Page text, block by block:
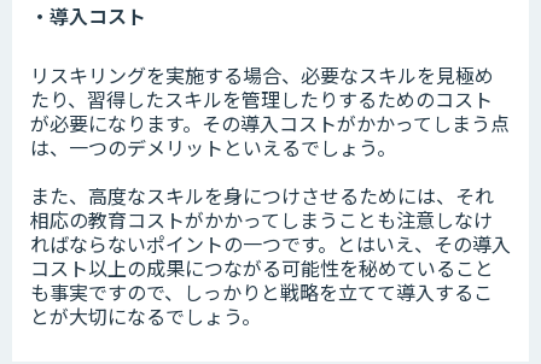
・導入コスト
リスキリングを実施する場合、必要なスキルを見極め
たり、習得したスキルを管理したりするためのコスト
が必要になります。その導入コストがかかってしまう点
は、一つのデメリットといえるでしょう。
また、高度なスキルを身につけさせるためには、それ
相応の教育コストがかかってしまうことも注意しなけ
ればならないポイントの一つです。とはいえ、その導入
コスト以上の成果につながる可能性を秘めていること
も事実ですので、しっかりと戦略を立てて導入するこ
とが大切になるでしょう。